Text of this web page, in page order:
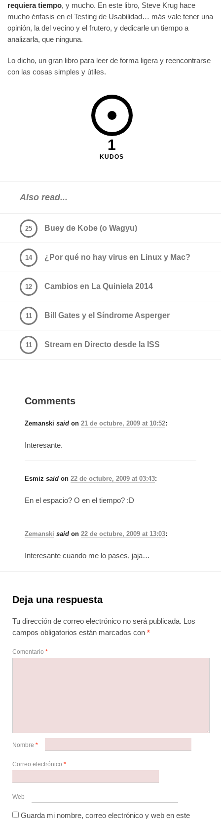
requiera tiempo, y mucho. En este libro, Steve Krug hace
mucho énfasis en el Testing de Usabilidad… más vale tener una
opinión, la del vecino y el frutero, y dedicarle un tiempo a
analizarla, que ninguna.
Lo dicho, un gran libro para leer de forma ligera y reencontrarse
con las cosas simples y útiles.
1
KUDOS
Also read...
Buey de Kobe (o Wagyu)
25
¿Por qué no hay virus en Linux y Mac?
14
Cambios en La Quiniela 2014
12
Bill Gates y el Síndrome Asperger
11
Stream en Directo desde la ISS
11
Comments
Zemanski said on 21 de octubre, 2009 at 10:52:
Interesante.
Esmiz said on 22 de octubre, 2009 at 03:43:
En el espacio? O en el tiempo? :D
Zemanski said on 22 de octubre, 2009 at 13:03:
Interesante cuando me lo pases, jaja…
Deja una respuesta
Tu dirección de correo electrónico no será publicada. Los
campos obligatorios están marcados con *
Comentario *
Nombre *
Correo electrónico *
Web
Guarda mi nombre, correo electrónico y web en este